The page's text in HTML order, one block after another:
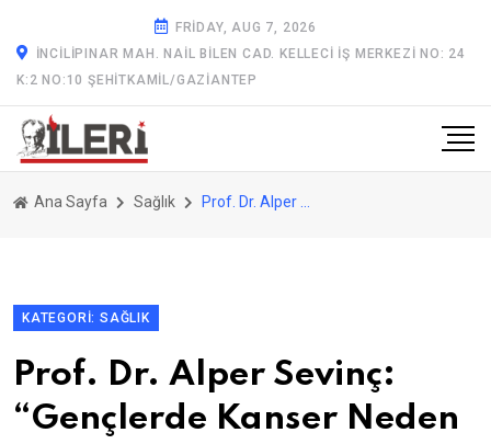
FRIDAY, AUG 7, 2026
İNCILIPINAR MAH. NAIL BILEN CAD. KELLECI İŞ MERKEZI NO: 24
K:2 NO:10 ŞEHITKAMIL/GAZİANTEP
Ana Sayfa Sağlık
KATEGORI: SAĞLIK
Prof. Dr. Alper Sevinç:
“Gençlerde Kanser Neden